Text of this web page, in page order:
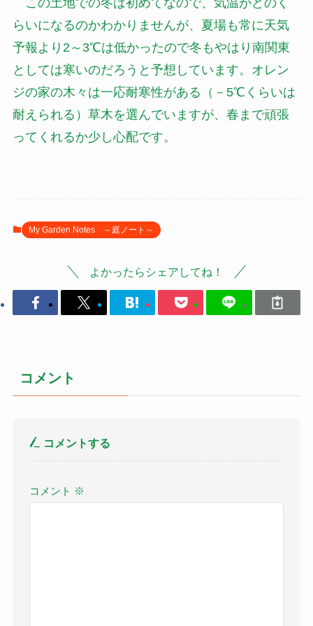
この土地での冬は初めてなので、気温がどのく
らいになるのかわかりませんが、夏場も常に天気
予報より2～3℃は低かったので冬もやはり南関東
としては寒いのだろうと予想しています。オレン
ジの家の木々は一応耐寒性がある（－5℃くらいは
耐えられる）草木を選んでいますが、春まで頑張
ってくれるか少し心配です。
My Garden Notes ～庭ノート～
よかったらシェアしてね！
コメント
コメントする
コメント ※